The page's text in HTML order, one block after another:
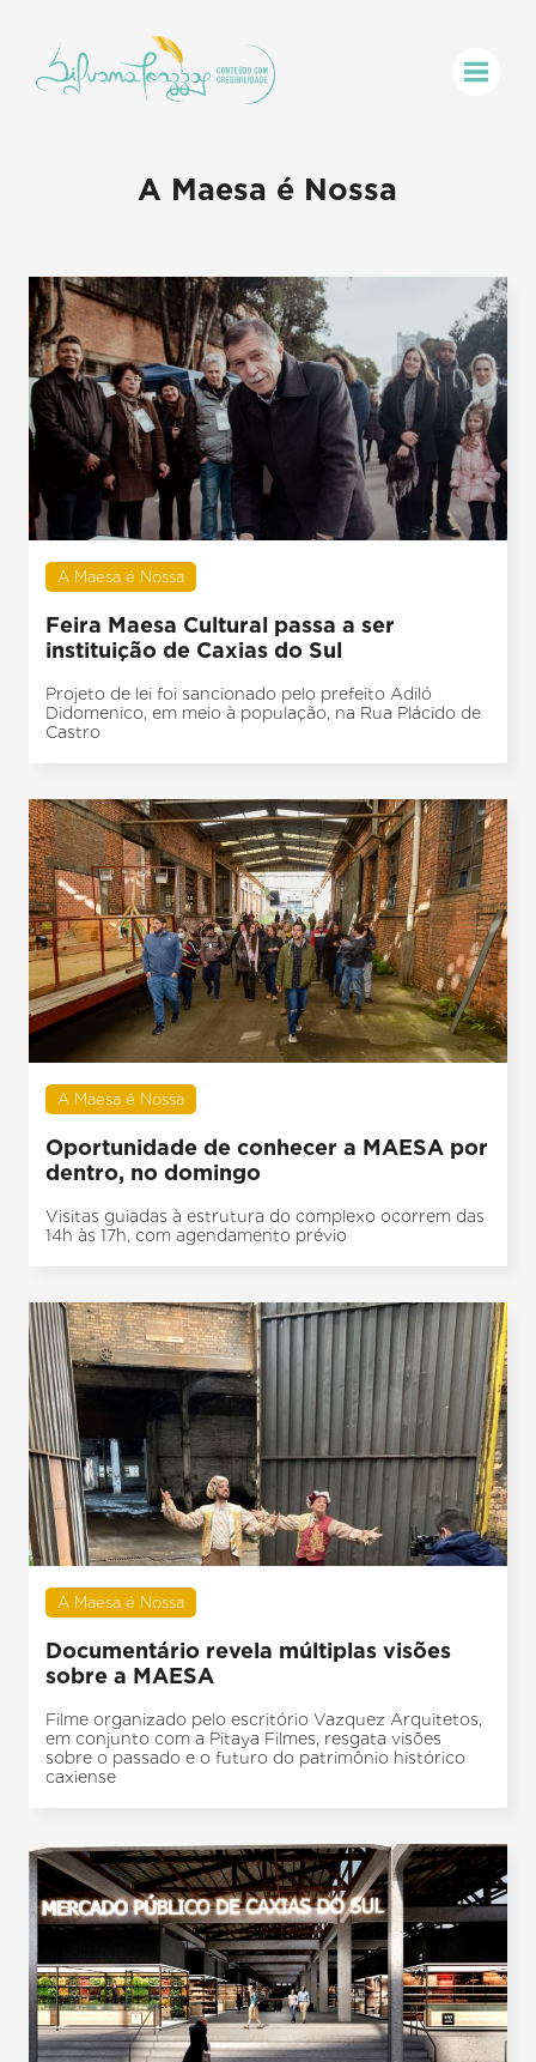
A Maesa é Nossa
A Maesa é Nossa
Feira Maesa Cultural passa a ser
instituição de Caxias do Sul
Projeto de lei foi sancionado pelo prefeito Adiló
Didomenico, em meio à população, na Rua Plácido de
Castro
A Maesa é Nossa
Oportunidade de conhecer a MAESA por
dentro, no domingo
Visitas guiadas à estrutura do complexo ocorrem das
14h às 17h, com agendamento prévio
A Maesa é Nossa
Documentário revela múltiplas visões
sobre a MAESA
Filme organizado pelo escritório Vazquez Arquitetos,
em conjunto com a Pitaya Filmes, resgata visões
sobre o passado e o futuro do patrimônio histórico
caxiense